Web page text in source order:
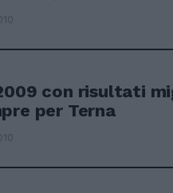
con risultati
per Terna